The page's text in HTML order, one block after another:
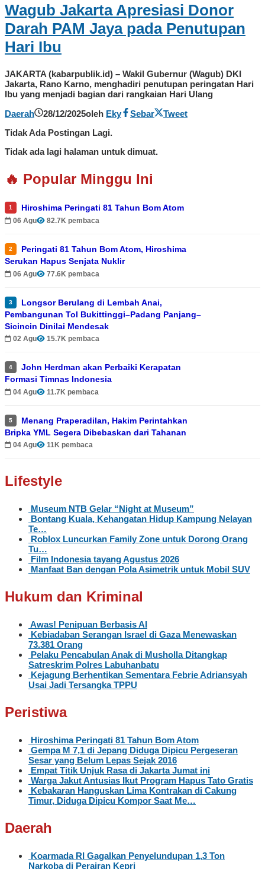
Wagub Jakarta Apresiasi Donor
Darah PAM Jaya pada Penutupan
Hari Ibu
JAKARTA (kabarpublik.id) – Wakil Gubernur (Wagub) DKI
Jakarta, Rano Karno, menghadiri penutupan peringatan Hari
Ibu yang menjadi bagian dari rangkaian Hari Ulang
Daerah
28/12/2025oleh Eky Sebar
Tweet
Tidak Ada Postingan Lagi.
Tidak ada lagi halaman untuk dimuat.
🔥 Popular Minggu Ini
1 Hiroshima Peringati 81 Tahun Bom Atom
06 Agu 82.7K pembaca
2
Peringati 81 Tahun Bom Atom, Hiroshima
Serukan Hapus Senjata Nuklir
06 Agu 77.6K pembaca
3
Longsor Berulang di Lembah Anai,
Pembangunan Tol Bukittinggi–Padang Panjang–
Sicincin Dinilai Mendesak
02 Agu 15.7K pembaca
4
John Herdman akan Perbaiki Kerapatan
Formasi Timnas Indonesia
04 Agu 11.7K pembaca
5
Menang Praperadilan, Hakim Perintahkan
Bripka YML Segera Dibebaskan dari Tahanan
04 Agu 11K pembaca
Lifestyle
Museum NTB Gelar “Night at Museum”
Bontang Kuala, Kehangatan Hidup Kampung Nelayan
Te…
Roblox Luncurkan Family Zone untuk Dorong Orang
Tu…
Film Indonesia tayang Agustus 2026
Manfaat Ban dengan Pola Asimetrik untuk Mobil SUV
Hukum dan Kriminal
Awas! Penipuan Berbasis AI
Kebiadaban Serangan Israel di Gaza Menewaskan
73.381 Orang
Pelaku Pencabulan Anak di Musholla Ditangkap
Satreskrim Polres Labuhanbatu
Kejagung Berhentikan Sementara Febrie Adriansyah
Usai Jadi Tersangka TPPU
Peristiwa
Hiroshima Peringati 81 Tahun Bom Atom
Gempa M 7,1 di Jepang Diduga Dipicu Pergeseran
Sesar yang Belum Lepas Sejak 2016
Empat Titik Unjuk Rasa di Jakarta Jumat ini
Warga Jakut Antusias Ikut Program Hapus Tato Gratis
Kebakaran Hanguskan Lima Kontrakan di Cakung
Timur, Diduga Dipicu Kompor Saat Me…
Daerah
Koarmada RI Gagalkan Penyelundupan 1,3 Ton
Narkoba di Perairan Kepri